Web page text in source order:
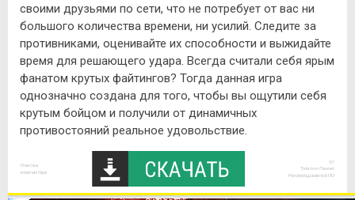
своими друзьями по сети, что не потребует от вас ни
большого количества времени, ни усилий. Следите за
противниками, оценивайте их способности и выжидайте
время для решающего удара. Всегда считали себя ярым
фанатом крутых файтингов? Тогда данная игра
однозначно создана для того, чтобы вы ощутили себя
крутым бойцом и получили от динамичных
противостояний реальное удовольствие.